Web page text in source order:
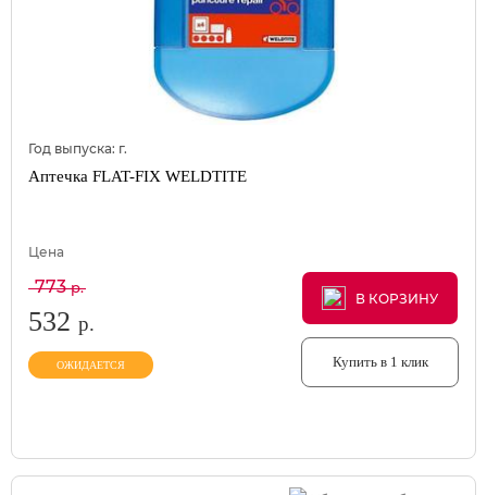
Год выпуска: г.
Аптечка FLAT-FIX WELDTITE
Цена
773р.
532 р.
ОЖИДАЕТСЯ
В КОРЗИНУ
В КОРЗИНУ
В КОРЗИНУ
Купить в 1 клик